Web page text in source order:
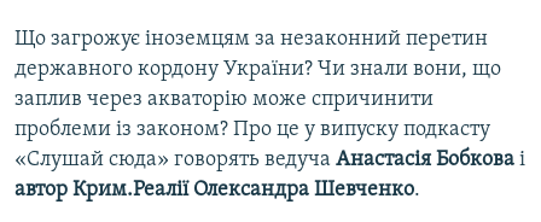
Що загрожує іноземцям за незаконний перетин
державного кордону України? Чи знали вони, що
заплив через акваторію може спричинити
проблеми із законом? Про це у випуску подкасту
«Слушай сюда» говорять ведуча Анастасія Бобкова і
автор Крим.Реалії Олександра Шевченко.